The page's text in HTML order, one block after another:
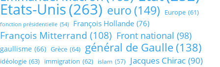
Etats-Unis(263) euro (149) Europe (61)
fonction présidentielle (54) François Hollande (76)
François Mitterrand (108) Front national (98)
gaullisme (66) Grèce (64) général de Gaulle (138)
idéologie (63) immigration (62) islam (57) Jacques Chirac (90)